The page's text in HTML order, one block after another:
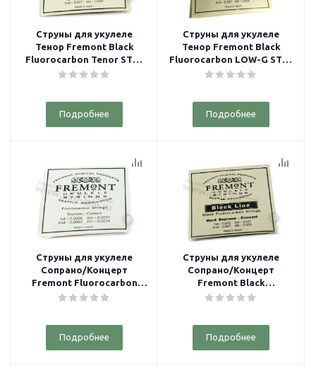
Струны для укулеле
Тенор Fremont Black
Fluorocarbon Tenor STR-
FT
Подробнее
Струны для укулеле
Тенор Fremont Black
Fluorocarbon LOW-G STR-
FTG
Подробнее
Струны для укулеле
Сопрано/Концерт
Fremont Fluorocarbon
Clear STR-F
Подробнее
Струны для укулеле
Сопрано/Концерт
Fremont Black
Fluorocarbon Hard STR-FH
Подробнее